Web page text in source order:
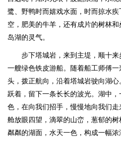
鹭、野鸭时而嬉戏水面，时而掠水
空，肥美的牛羊，还有成片的树林
岛湖的灵气。
步下塔城岩，来到主堤，顺十
一艘绿色铁皮游船。随着船工师傅
头，拨正航向，沿着塔城岩驶向湖
跃着，留下一条长长的波光。湖中
色，在向我们招手，慢慢地向我们
舱放眼四望，滴翠的山峦，葱郁的
粼粼的湖面，水天一色，构成一幅浓